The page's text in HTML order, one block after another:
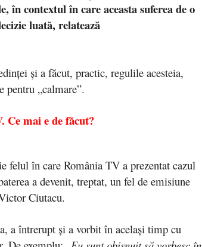
în contextul în care aceasta suferea de o
luată, relatează
și a făcut, practic, regulile acesteia,
pentru „calmare”.
Ce mai e de făcut?
în care România TV a prezentat cazul
a devenit, treptat, un fel de emisiune
Ciutacu.
a întrerupt și a vorbit în același timp cu